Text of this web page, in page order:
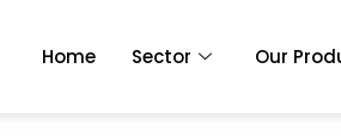
Home Sector Our